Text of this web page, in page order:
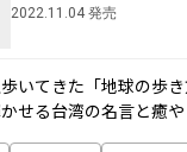
2022.11.04 発売
いてきた「地球の歩
せる台湾の名言と癒